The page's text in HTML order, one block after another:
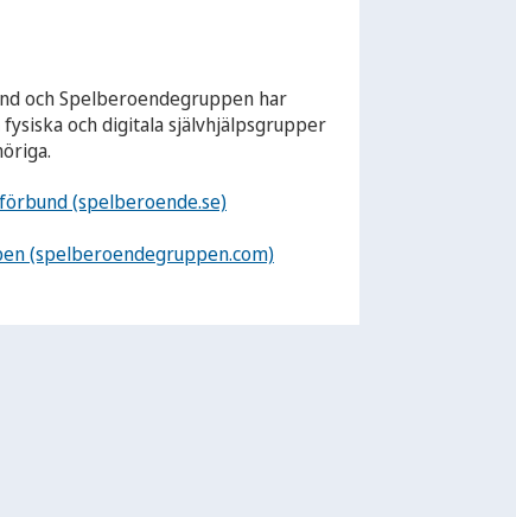
och Spelberoendegruppen har
och digitala självhjälpsgrupper
(spelberoende.se)
(spelberoendegruppen.com)